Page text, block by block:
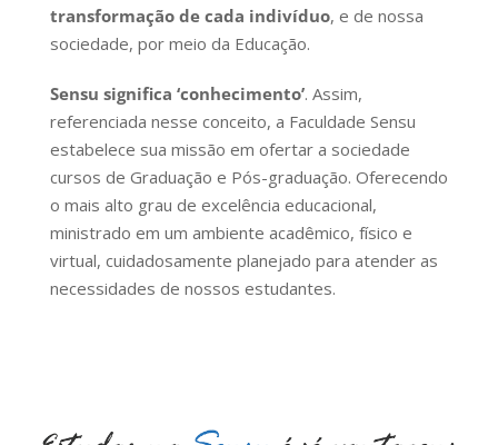
transformação de cada indivíduo, e de nossa
sociedade, por meio da Educação.
Sensu significa ‘conhecimento’. Assim,
referenciada nesse conceito, a Faculdade Sensu
estabelece sua missão em ofertar a sociedade
cursos de Graduação e Pós-graduação. Oferecendo
o mais alto grau de excelência educacional,
ministrado em um ambiente acadêmico, físico e
virtual, cuidadosamente planejado para atender as
necessidades de nossos estudantes.